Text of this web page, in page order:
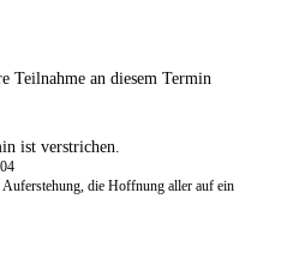
Teilnahme an diesem Termin
ist verstrichen.
die Hoffnung aller auf ein